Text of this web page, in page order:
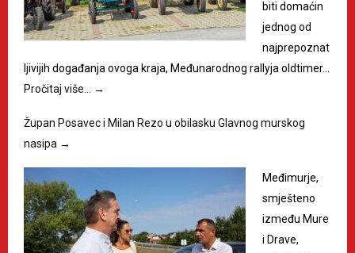
biti domaćin
jednog od
najprepoznat
ljivijih događanja ovoga kraja, Međunarodnog rallyja oldtimer…
Pročitaj više… →
Župan Posavec i Milan Rezo u obilasku Glavnog murskog
nasipa →
Međimurje,
smješteno
između Mure
i Drave,